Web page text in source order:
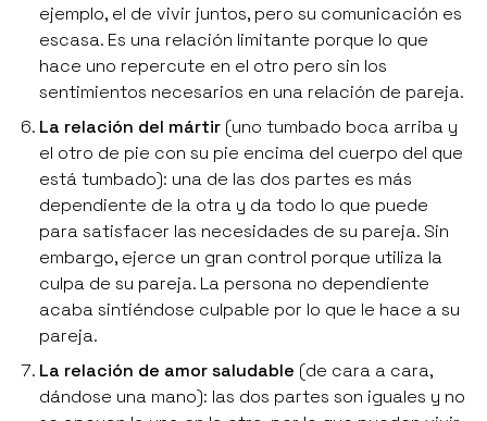
ejemplo, el de vivir juntos, pero su comunicación es
escasa. Es una relación limitante porque lo que
hace uno repercute en el otro pero sin los
sentimientos necesarios en una relación de pareja.
La relación del mártir (uno tumbado boca arriba y
el otro de pie con su pie encima del cuerpo del que
está tumbado): una de las dos partes es más
dependiente de la otra y da todo lo que puede
para satisfacer las necesidades de su pareja. Sin
embargo, ejerce un gran control porque utiliza la
culpa de su pareja. La persona no dependiente
acaba sintiéndose culpable por lo que le hace a su
pareja.
La relación de amor saludable (de cara a cara,
dándose una mano): las dos partes son iguales y no